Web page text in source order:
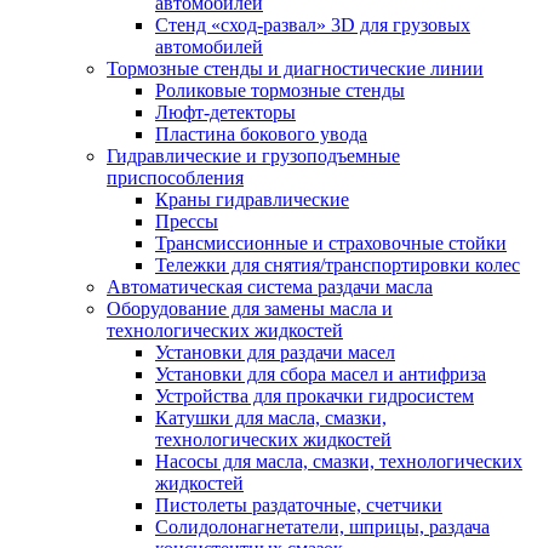
Стенд «сход-развал» 3D для грузовых
автомобилей
Тормозные стенды и диагностические линии
Роликовые тормозные стенды
Люфт-детекторы
Пластина бокового увода
Гидравлические и грузоподъемные
приспособления
Краны гидравлические
Прессы
Трансмиссионные и страховочные стойки
Тележки для снятия/транспортировки колес
Автоматическая система раздачи масла
Оборудование для замены масла и
технологических жидкостей
Установки для раздачи масел
Установки для сбора масел и антифриза
Устройства для прокачки гидросистем
Катушки для масла, смазки,
технологических жидкостей
Насосы для масла, смазки, технологических
жидкостей
Пистолеты раздаточные, счетчики
Солидолонагнетатели, шприцы, раздача